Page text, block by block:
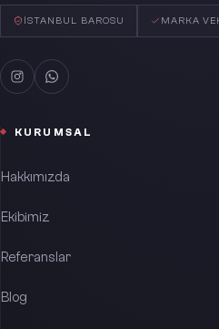
İSTANBUL BAROSU MARKA
KURUMSAL
Hakkımızda
Ekibimiz
Referanslar
Blog